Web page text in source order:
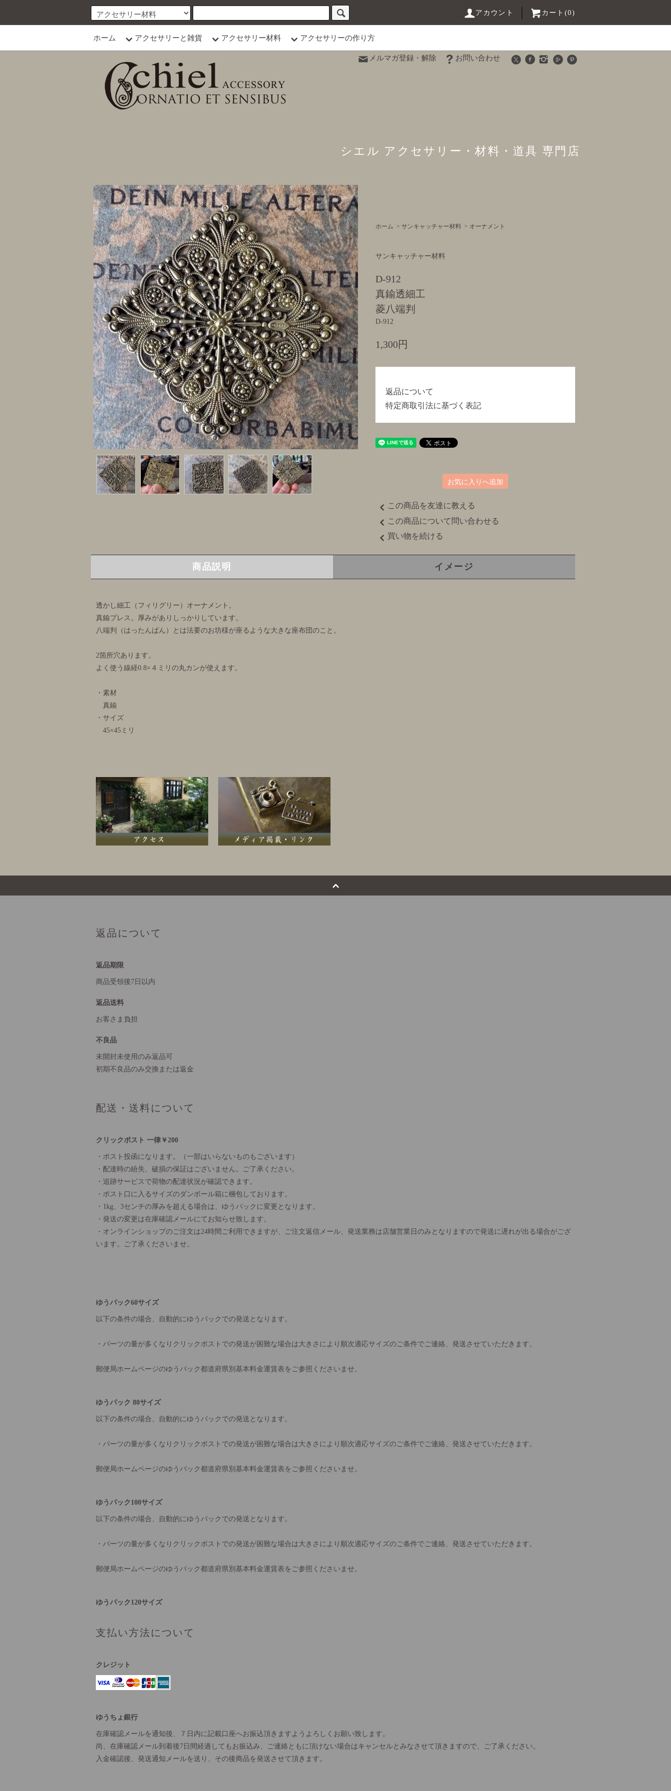
アカウント カート(0)
ホーム アクセサリーと雑貨 アクセサリー材料 アクセサリーの作り方
メルマガ登録・解除 お問い合わせ
シエル アクセサリー・材料・道具 専門店
ホーム > サンキャッチャー材料 > オーナメント
サンキャッチャー材料
D-912
真鍮透細工
菱八端判
D-912
1,300円
返品について
特定商取引法に基づく表記
お気に入りへ追加
この商品を友達に教える
この商品について問い合わせる
買い物を続ける
商品説明 イメージ
透かし細工（フィリグリー）オーナメント。
真鍮プレス。厚みがありしっかりしています。
八端判（はったんばん）とは法要のお坊様が座るような大きな座布団のこと。
2箇所穴あります。
よく使う線経0.8×４ミリの丸カンが使えます。
・素材
真鍮
・サイズ
45×45ミリ
返品について
返品期限
商品受領後7日以内
返品送料
お客さま負担
不良品
未開封未使用のみ返品可
初期不良品のみ交換または返金
配送・送料について
クリックポスト 一律￥200
・ポスト投函になります。（一部はいらないものもございます）
・配達時の紛失、破損の保証はございません。ご了承ください。
・追跡サービスで荷物の配達状況が確認できます。
・ポスト口に入るサイズのダンボール箱に梱包しております。
・1kg、3センチの厚みを超える場合は、ゆうパックに変更となります。
・発送の変更は在庫確認メールにてお知らせ致します。
・オンラインショップのご注文は24時間ご利用できますが、ご注文返信メール、発送業務は店舗営業日のみとなりますので発送に遅れが出る場合がござ
います。ご了承くださいませ。
ゆうパック60サイズ
以下の条件の場合、自動的にゆうパックでの発送となります。
・パーツの量が多くなりクリックポストでの発送が困難な場合は大きさにより順次適応サイズのご条件でご連絡、発送させていただきます。
郵便局ホームページのゆうパック都道府県別基本料金運賃表をご参照くださいませ。
ゆうパック 80サイズ
以下の条件の場合、自動的にゆうパックでの発送となります。
・パーツの量が多くなりクリックポストでの発送が困難な場合は大きさにより順次適応サイズのご条件でご連絡、発送させていただきます。
郵便局ホームページのゆうパック都道府県別基本料金運賃表をご参照くださいませ。
ゆうパック100サイズ
以下の条件の場合、自動的にゆうパックでの発送となります。
・パーツの量が多くなりクリックポストでの発送が困難な場合は大きさにより順次適応サイズのご条件でご連絡、発送させていただきます。
郵便局ホームページのゆうパック都道府県別基本料金運賃表をご参照くださいませ。
ゆうパック120サイズ
支払い方法について
クレジット
ゆうちょ銀行
在庫確認メールを通知後、７日内に記載口座へお振込頂きますようよろしくお願い致します。
尚、在庫確認メール到着後7日間経過してもお振込み、ご連絡ともに頂けない場合はキャンセルとみなさせて頂きますので、ご了承ください。
入金確認後、発送通知メールを送り、その後商品を発送させて頂きます。